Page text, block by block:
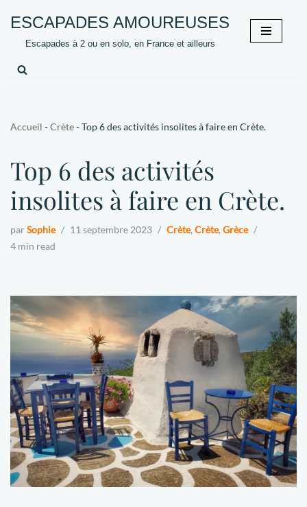
Aller
contenu
ESCAPADES AMOUREUSES
Escapades à 2 ou en solo, en France et ailleurs
Accueil -Crète-Top 6 des activités insolites à faire en Crète.
Top 6 des activités
insolites à faire en Crète.
par Sophie 11 septembre 2023 Crète, Crète, Grèce
4 min read